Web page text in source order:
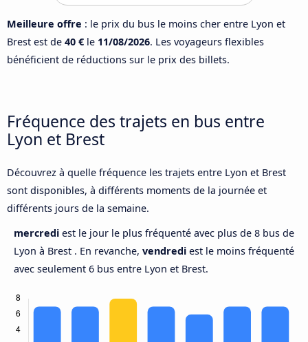
Meilleure offre : le prix du bus le moins cher entre Lyon et
Brest est de 40 € le 11/08/2026. Les voyageurs flexibles
bénéficient de réductions sur le prix des billets.
Fréquence des trajets en bus entre
Lyon et Brest
Découvrez à quelle fréquence les trajets entre Lyon et Brest
sont disponibles, à différents moments de la journée et
différents jours de la semaine.
mercredi est le jour le plus fréquenté avec plus de 8 bus de
Lyon à Brest . En revanche, vendredi est le moins fréquenté
avec seulement 6 bus entre Lyon et Brest.